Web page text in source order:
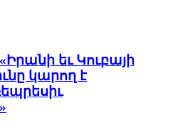
եւ Կուբայի
կարող է